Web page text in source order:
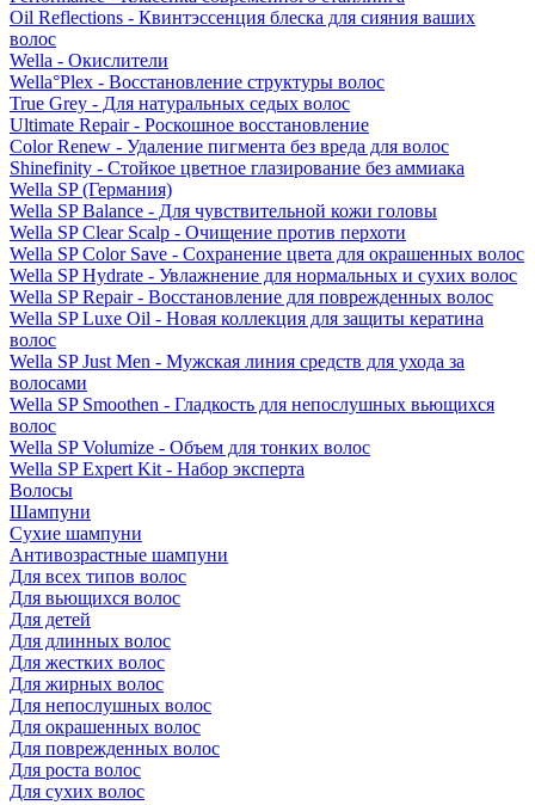
Oil Reflections - Квинтэссенция блеска для сияния ваших
волос
Wella - Окислители
Wella°Plex - Восстановление структуры волос
True Grey - Для натуральных седых волос
Ultimate Repair - Роскошное восстановление
Color Renew - Удаление пигмента без вреда для волос
Shinefinity - Стойкое цветное глазирование без аммиака
Wella SP (Германия)
Wella SP Balance - Для чувствительной кожи головы
Wella SP Clear Scalp - Очищение против перхоти
Wella SP Color Save - Сохранение цвета для окрашенных волос
Wella SP Hydrate - Увлажнение для нормальных и сухих волос
Wella SP Repair - Восстановление для поврежденных волос
Wella SP Luxe Oil - Новая коллекция для защиты кератина
волос
Wella SP Just Men - Мужская линия средств для ухода за
волосами
Wella SP Smoothen - Гладкость для непослушных вьющихся
волос
Wella SP Volumize - Объем для тонких волос
Wella SP Expert Kit - Набор эксперта
Волосы
Шампуни
Сухие шампуни
Антивозрастные шампуни
Для всех типов волос
Для вьющихся волос
Для детей
Для длинных волос
Для жестких волос
Для жирных волос
Для непослушных волос
Для окрашенных волос
Для поврежденных волос
Для роста волос
Для сухих волос